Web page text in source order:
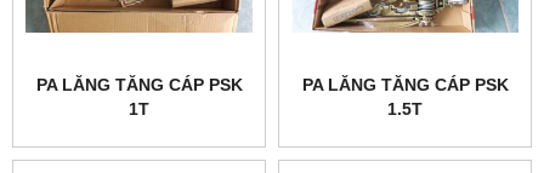
PA LĂNG TĂNG CÁP PSK
1T
PA LĂNG TĂNG CÁP PSK
1.5T